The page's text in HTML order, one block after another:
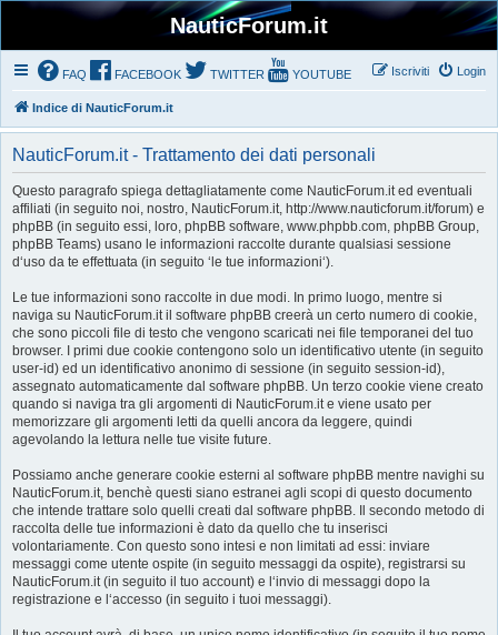
NauticForum.it
FAQ FACEBOOK TWITTER YOUTUBE Login
Iscriviti
Indice di NauticForum.it
NauticForum.it - Trattamento dei dati personali
Questo paragrafo spiega dettagliatamente come NauticForum.it ed eventuali
affiliati (in seguito noi, nostro, NauticForum.it, http://www.nauticforum.it/forum) e
phpBB (in seguito essi, loro, phpBB software, www.phpbb.com, phpBB Group,
phpBB Teams) usano le informazioni raccolte durante qualsiasi sessione
d‘uso da te effettuata (in seguito ‘le tue informazioni‘).
Le tue informazioni sono raccolte in due modi. In primo luogo, mentre si
naviga su NauticForum.it il software phpBB creerà un certo numero di cookie,
che sono piccoli file di testo che vengono scaricati nei file temporanei del tuo
browser. I primi due cookie contengono solo un identificativo utente (in seguito
user-id) ed un identificativo anonimo di sessione (in seguito session-id),
assegnato automaticamente dal software phpBB. Un terzo cookie viene creato
quando si naviga tra gli argomenti di NauticForum.it e viene usato per
memorizzare gli argomenti letti da quelli ancora da leggere, quindi
agevolando la lettura nelle tue visite future.
Possiamo anche generare cookie esterni al software phpBB mentre navighi su
NauticForum.it, benchè questi siano estranei agli scopi di questo documento
che intende trattare solo quelli creati dal software phpBB. Il secondo metodo di
raccolta delle tue informazioni è dato da quello che tu inserisci
volontariamente. Con questo sono intesi e non limitati ad essi: inviare
messaggi come utente ospite (in seguito messaggi da ospite), registrarsi su
NauticForum.it (in seguito il tuo account) e l‘invio di messaggi dopo la
registrazione e l‘accesso (in seguito i tuoi messaggi).